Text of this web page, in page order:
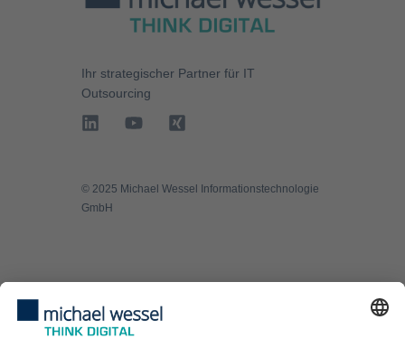
Ihr strategischer Partner für IT
Outsourcing
©️ 2025 Michael Wessel Informationstechnologie
GmbH
Managed Services